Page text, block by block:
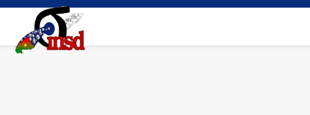
Aller
contenu
principal